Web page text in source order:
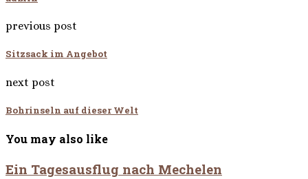
previous post
Sitzsack im Angebot
next post
Bohrinseln auf dieser Welt
You may also like
Ein Tagesausflug nach Mechelen